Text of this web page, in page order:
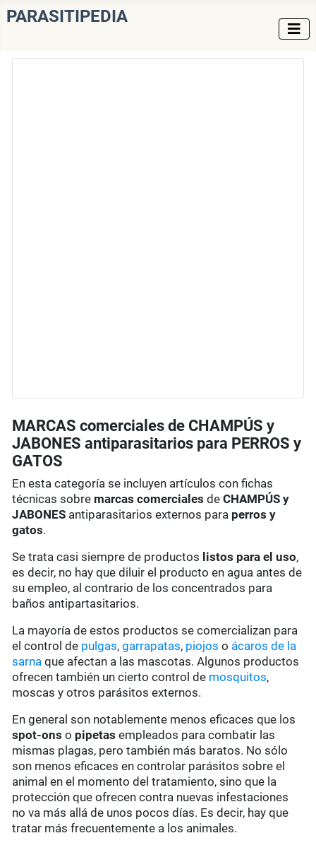
PARASITIPEDIA
MARCAS comerciales de CHAMPÚS y
JABONES antiparasitarios para PERROS y
GATOS
En esta categoría se incluyen artículos con fichas
técnicas sobre marcas comerciales deCHAMPÚS y
JABONES antiparasitarios externos para perros y
gatos.
Se trata casi siempre de productos listos para el uso,
es decir, no hay que diluir el producto en agua antes de
su empleo, al contrario de los concentrados para
baños antipartasitarios.
La mayoría de estos productos se comercializan para
el control de pulgas,garrapatas, piojos o ácaros de la
sarna que afectan a las mascotas. Algunos productos
ofrecen también un cierto control de mosquitos,
moscas y otros parásitos externos.
En general son notablemente menos eficaces que los
spot-ons o pipetasempleados para combatir las
mismas plagas, pero también más baratos. No sólo
son menos eficaces en controlar parásitos sobre el
animal en el momento del tratamiento, sino que la
protección que ofrecen contra nuevas infestaciones
no va más allá de unos pocos días. Es decir, hay que
tratar más frecuentemente a los animales.